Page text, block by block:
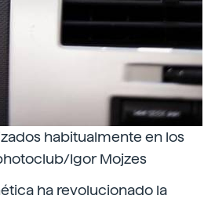
habitualmente en los
Igor Mojzes
ha revolucionado la